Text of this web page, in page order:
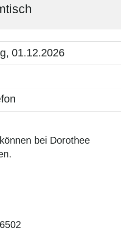
01.12.2026
bei Dorothee